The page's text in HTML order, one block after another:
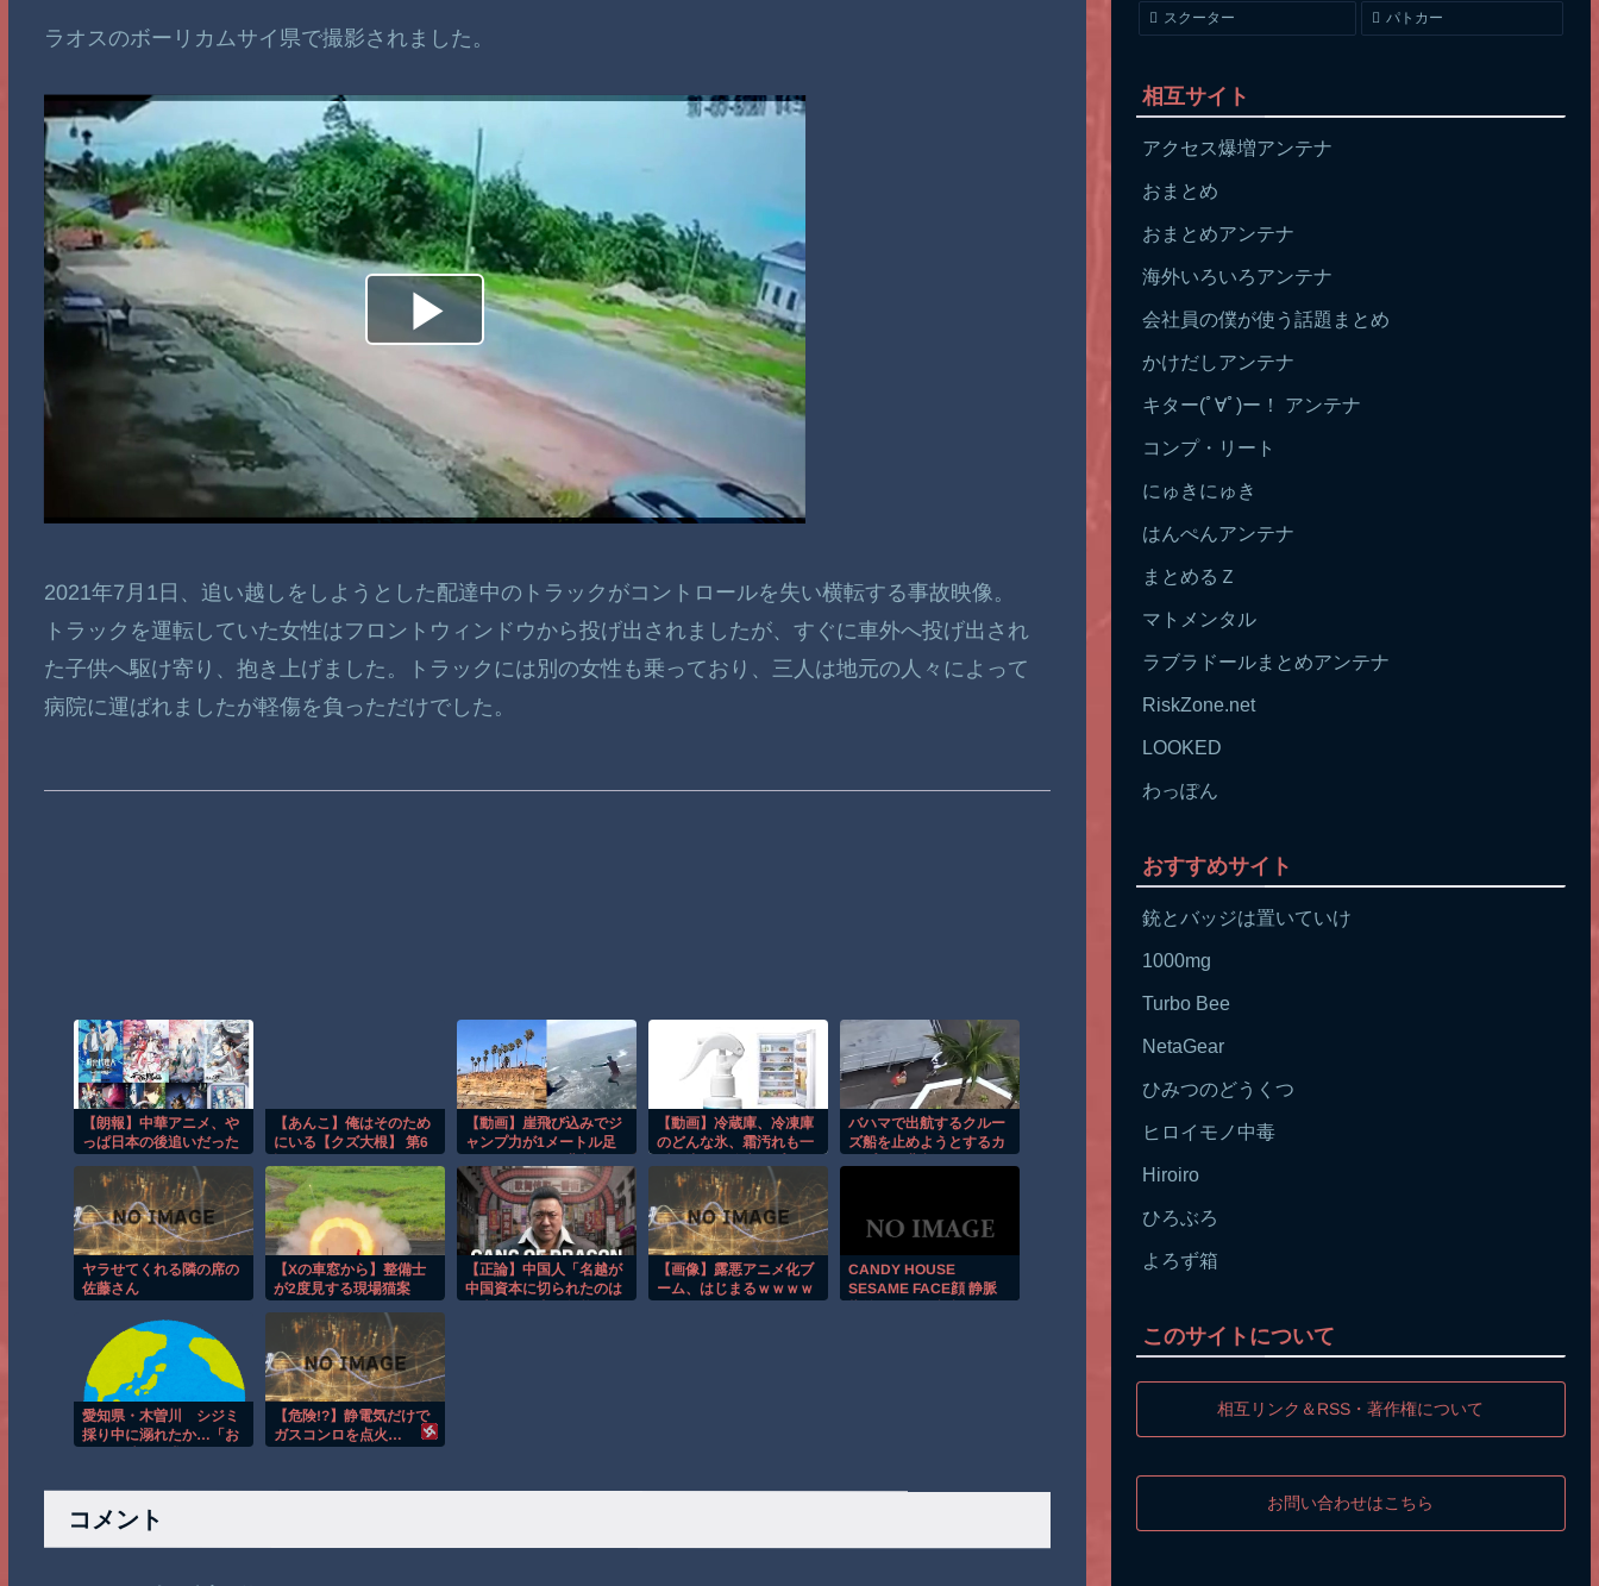
ラオスのボーリカムサイ県で撮影されました。
2021年7月1日、追い越しをしようとした配達中のトラックがコントロールを失い横転する事故映像。
トラックを運転していた女性はフロントウィンドウから投げ出されましたが、すぐに車外へ投げ出され
た子供へ駆け寄り、抱き上げました。トラックには別の女性も乗っており、三人は地元の人々によって
病院に運ばれましたが軽傷を負っただけでした。
【朗報】中華アニメ、や
っぱ日本の後追いだった
【あんこ】俺はそのため
にいる【クズ大根】 第6
面!!! 最高DAZEーーー!!!
【動画】崖飛び込みでジ
ャンプ力が1メートル足
【動画】冷蔵庫、冷凍庫
のどんな氷、霜汚れも一
発売！
バハマで出航するクルー
ズ船を止めようとするカ
ヤラせてくれる隣の席の
佐藤さん
【Xの車窓から】整備士
が2度見する現場猫案
【正論】中国人「名越が
中国資本に切られたのは
【画像】露悪アニメ化ブ
ーム、はじまるｗｗｗｗ
CANDY HOUSE
SESAME FACE顔 静脈
愛知県・木曽川 シジミ
採り中に溺れたか…「お
意識不明の状態で発見さ
れるも搬送先で死亡 8/3
【危険!?】静電気だけで
ガスコンロを点火…
コメント
スクーター パトカー
相互サイト
アクセス爆増アンテナ
おまとめ
おまとめアンテナ
海外いろいろアンテナ
会社員の僕が使う話題まとめ
かけだしアンテナ
キター(ﾟ∀ﾟ)ー！ アンテナ
コンプ・リート
にゅきにゅき
はんぺんアンテナ
まとめるＺ
マトメンタル
ラブラドールまとめアンテナ
RiskZone.net
LOOKED
わっぽん
おすすめサイト
銃とバッジは置いていけ
1000mg
Turbo Bee
NetaGear
ひみつのどうくつ
ヒロイモノ中毒
Hiroiro
ひろぶろ
よろず箱
このサイトについて
相互リンク＆RSS・著作権について
お問い合わせはこちら